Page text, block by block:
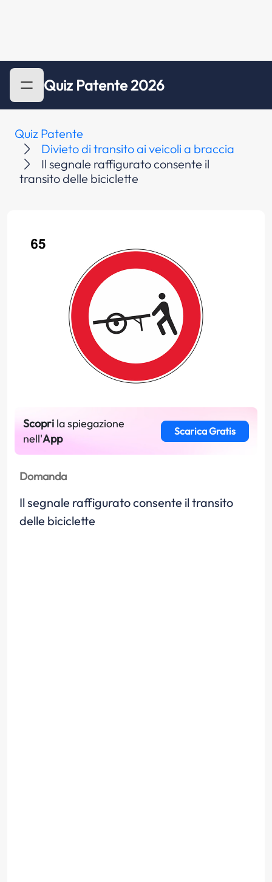
Quiz Patente 2026
Quiz Patente
Divieto di transito ai veicoli a braccia
Il segnale raffigurato consente il
transito delle biciclette
Scopri la spiegazione
nell'App
Scarica Gratis
Domanda
Il segnale raffigurato consente il transito
delle biciclette